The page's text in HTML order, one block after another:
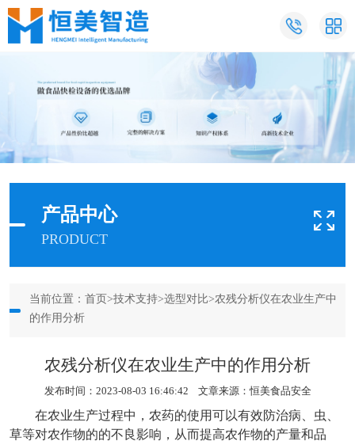
产品中心
PRODUCT
当前位置： 首页 >技术支持>选型对比>农残分析仪在农业生产中
的作用分析
农残分析仪在农业生产中的作用分析
发布时间：2023-08-03 16:46:42 文章来源：恒美食品安全
在农业生产过程中，农药的使用可以有效防治病、虫、
草等对农作物的的不良影响，从而提高农作物的产量和品